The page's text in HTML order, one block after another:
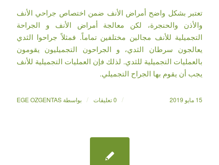
تعتبر بشكل واضح أمراض الأنف ضمن اختصاص جراحي الأنف
والأذن والحنجرة، لكن معالجة أمراض الأنف و الجراحة
التجميلية للأنف مجالين مختلفين تماماً. فمثلاً جراحوا الثدي
يعالجون سرطان الثدي، و الجراحون التجميليون يقومون
بالعمليات التجميلية للثدي. لذلك فإن العمليات التجميلية للأنف
يجب أن يقوم بها الجراح التجميلي.
15 مايو 2019 / 0 تعليقات / بواسطةEGE OZGENTAS